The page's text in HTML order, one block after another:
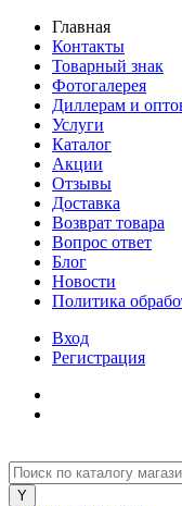
Главная
Контакты
Товарный знак
Фотогалерея
Диллерам и
Услуги
Каталог
Акции
Отзывы
Доставка
Возврат товара
Вопрос ответ
Блог
Новости
Политика
Вход
Регистрация